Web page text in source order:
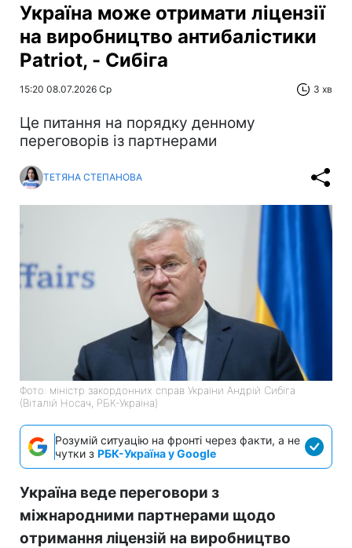
Україна може отримати ліцензії
на виробництво антибалістики
Patriot, - Сибіга
15:20 08.07.2026 Ср 3 хв
Це питання на порядку денному
переговорів із партнерами
ТЕТЯНА СТЕПАНОВА
Фото: міністр закордонних справ України Андрій Сибіга
(Віталій Носач, РБК-Україна)
Розумій ситуацію на фронті через факти, а не
чутки з РБК-Україна у Google
Україна веде переговори з
міжнародними партнерами щодо
отримання ліцензій на виробництво